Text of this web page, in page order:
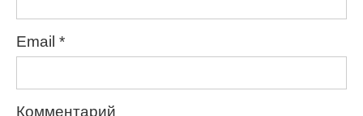
Email *
Комментарий